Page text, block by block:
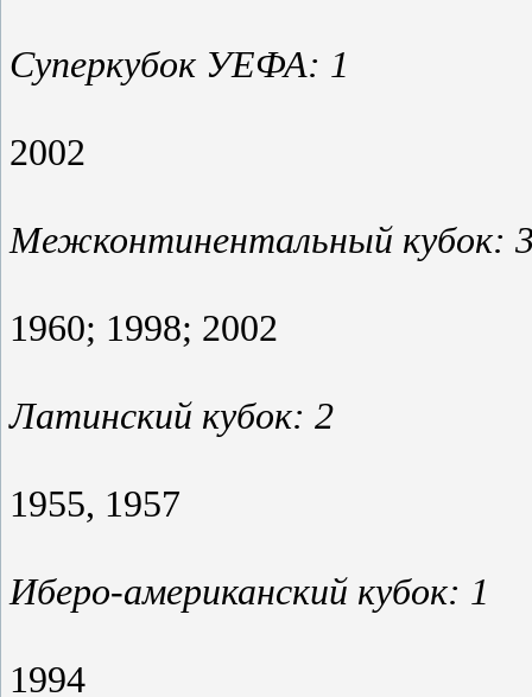
Суперкубок УЕФА: 1
2002
Межконтинентальный кубок:
1960; 1998; 2002
Латинский кубок: 2
1955, 1957
Иберо-американский кубок: 1
1994